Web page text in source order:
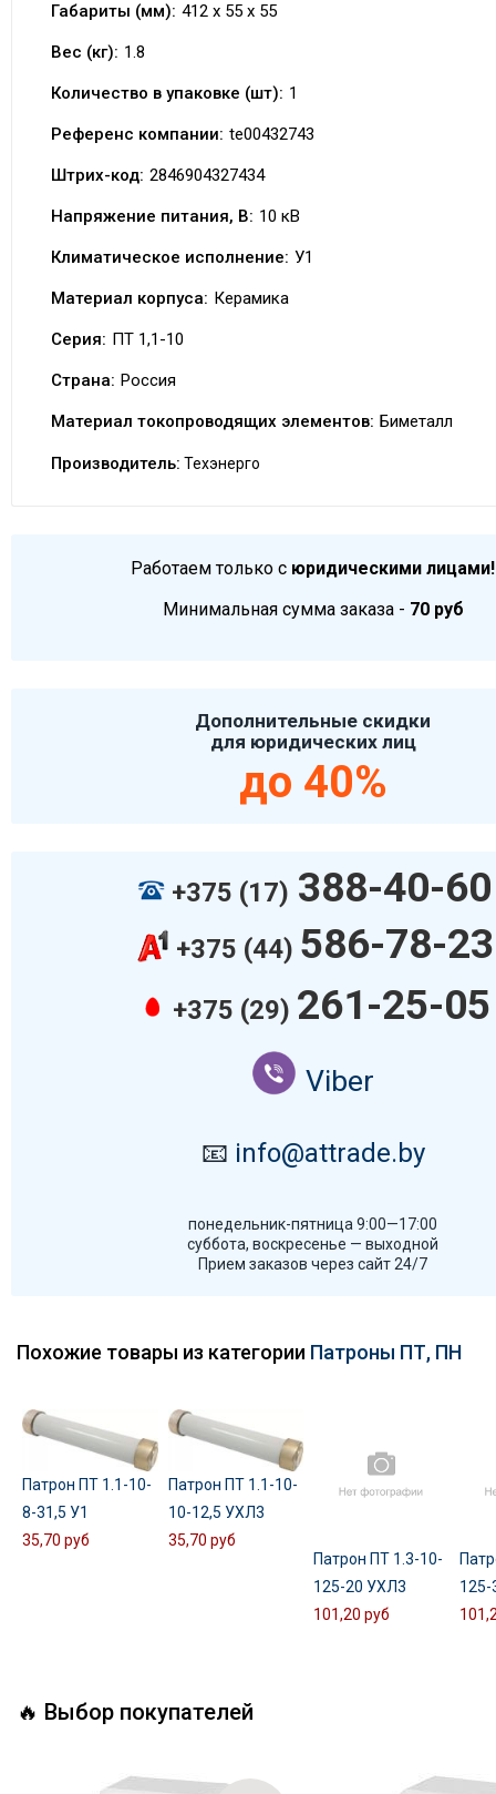
Габариты (мм): 412 x 55 x 55
Вес (кг): 1.8
Количество в упаковке (шт): 1
Референс компании: te00432743
Штрих-код: 2846904327434
Напряжение питания, В: 10 кВ
Климатическое исполнение: У1
Материал корпуса: Керамика
Серия: ПТ 1,1-10
Страна: Россия
Материал токопроводящих элементов: Биметалл
Производитель: Техэнерго
Работаем только с юридическими лицами!
Минимальная сумма заказа - 70 руб
Дополнительные скидки
для юридических лиц
до 40%
+375 (17) 388-40-60
+375 (44) 586-78-23
+375 (29) 261-25-05
Viber
📧 info@attrade.by
понедельник-пятница 9:00—17:00
суббота, воскресенье — выходной
Прием заказов через сайт 24/7
Похожие товары из категории Патроны ПТ, ПН
Патрон ПТ 1.1-10-
8-31,5 У1
35,70 руб
Патрон ПТ 1.1-10-
10-12,5 УХЛ3
35,70 руб
Патрон ПТ 1.3-10-
125-20 УХЛ3
101,20 руб
125-
🔥 Выбор покупателей